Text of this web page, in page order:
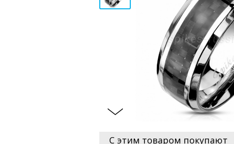
С этим товаром покупают